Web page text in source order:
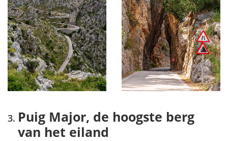
Puig Major, de hoogste berg
van het eiland